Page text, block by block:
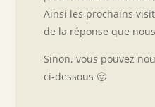
Ainsi les prochains
de la réponse que
Sinon, vous pouvez
ci-dessous 🙂